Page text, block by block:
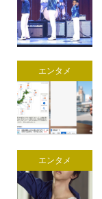
エンタメ
エンタメ